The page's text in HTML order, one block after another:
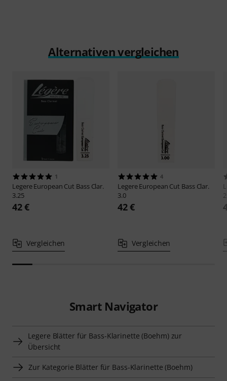
Alternativen vergleichen
1
LegereEuropean Cut Bass Clar.
3.25
42 €
Vergleichen
4
LegereEuropean Cut Bass Clar.
3.0
42 €
Vergleichen
Smart Navigator
Legere Blätter für Bass-Klarinette (Boehm) zur
Übersicht
Zur Kategorie Blätter für Bass-Klarinette (Boehm)